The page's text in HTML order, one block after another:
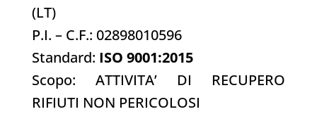
(LT)
P.I. – C.F.: 02898010596
Standard: ISO 9001:2015
Scopo: ATTIVITA’ DI RECUPERO
RIFIUTI NON PERICOLOSI